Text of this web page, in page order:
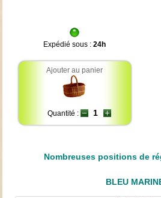
Expédié sous :24h
Ajouter au panier
Quantité :
Nombreuses positions de
BLEU